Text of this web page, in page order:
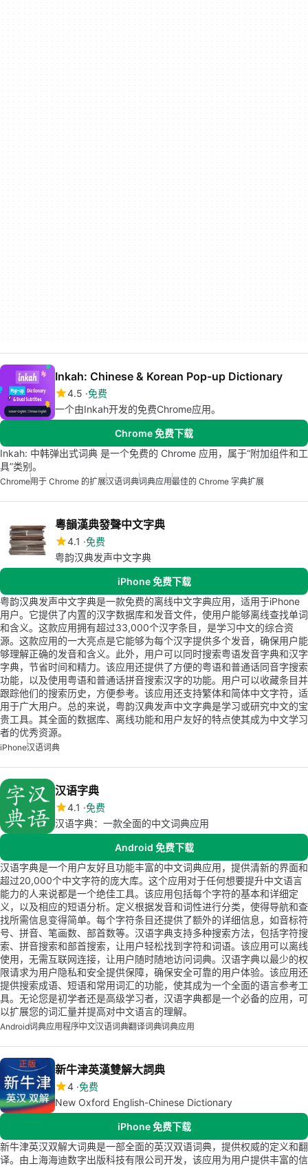
Inkah: Chinese & Korean Pop-up Dictionary
4.5 免费
一个由Inkah开发的免费Chrome应用。
Chrome 免费下载
Inkah: 中韩弹出式词典 是一个免费的 Chrome 应用，属于“附加组件和工
具”类别。
Chrome用于 Chrome 的扩展汉语词典词典应用最佳的 Chrome 字典扩展
粵韻漢典發聲中文字典
4.1 免费
粤韵汉典发声中文字典
iPhone 免费下载
粤韵汉典发声中文字典是一款免费的离线中文字典应用，适用于iPhone
用户。它提供了内置的汉字数据库和发音文件，使用户能够离线查找单词
和含义。这款应用拥有超过33,000个汉字条目，是学习中文的综合资
源。这款应用的一大亮点是它能够为每个汉字提供多个发音，确保用户能
够理解正确的发音和含义。此外，用户可以同时搜索粤语发音字典和汉字
字典，节省时间和精力。该应用还提供了方便的粤语和普通话同音字搜索
功能，以及使用粤语和普通话拼音搜索汉字的功能。用户可以收藏条目并
跟踪他们的搜索历史，方便参考。该应用还支持繁体和简体中文字符，适
用于广大用户。总的来说，粤韵汉典发声中文字典是学习或研究中文的宝
贵工具。其全面的数据库、离线功能和用户友好的特点使其成为中文学习
者的优秀资源。
iPhone汉语词典
汉语字典
4.1 免费
汉语字典：一款全面的中文词典应用
Android 免费下载
汉语字典是一个用户友好且功能丰富的中文词典应用，提供清新的界面和
超过20,000个中文字符的庞大库。这个应用对于任何想要提升中文语言
能力的人来说都是一个绝佳工具。该应用包括每个字符的基本和详细定
义，以及相应的短语分析。定义根据发音和词性进行分类，使得导航和查
找所需信息变得简单。每个字符条目还提供了额外的详细信息，如音标符
号、拼音、笔画数、部首数等。汉语字典支持多种搜索方法，包括字符搜
索、拼音搜索和部首搜索，让用户轻松找到字符和词语。该应用可以离线
使用，无需互联网连接，让用户随时随地访问词典。汉语字典以最少的权
限请求为用户隐私和安全提供保障，确保安全可靠的用户体验。该应用还
提供搜索成语、短语和常用词汇的功能，使其成为一个全面的语言参考工
具。无论您是初学者还是高级学习者，汉语字典都是一个必备的应用，可
以扩展您的词汇量并提高对中文语言的理解。
Android词典应用程序中文汉语词典翻译词典词典应用
新牛津英漢雙解大詞典
4 免费
New Oxford English-Chinese Dictionary
iPhone 免费下载
新牛津英汉双解大词典是一部全面的英汉双语词典，提供权威的定义和翻
译。由上海海迪数字出版科技有限公司开发，该应用为用户提供丰富的信